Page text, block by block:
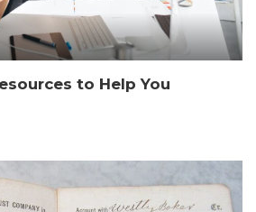
to Help You